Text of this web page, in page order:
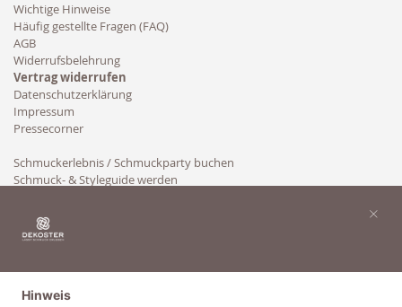
Wichtige Hinweise
Häufig gestellte Fragen (FAQ)
AGB
Widerrufsbelehrung
Vertrag widerrufen
Datenschutzerklärung
Impressum
Pressecorner
Schmuckerlebnis / Schmuckparty buchen
Schmuck- & Styleguide werden
Hinweis
×